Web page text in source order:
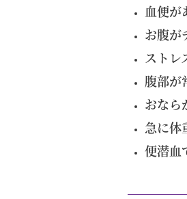
血便が
お腹が
ストレ
腹部が
おなら
急に体
便潜血